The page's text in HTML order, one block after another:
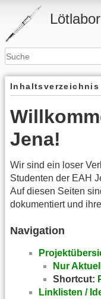
Inhaltsverzeichnis
Jena!
Wir sind ein loser
Studenten der EAH
Auf diesen Seiten
dokumentiert und
Navigation
Nur
Shortcut:
Linklisten /